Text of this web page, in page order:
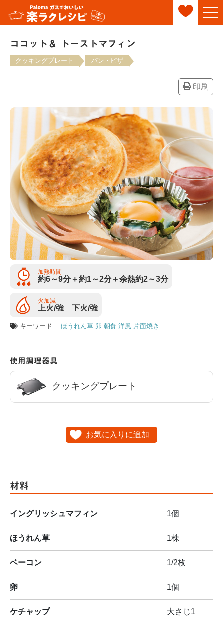
ココット＆ トーストマフィン
クッキングプレート パン・ピザ
印刷
加熱時間
約6～9分＋約1～2分＋余熱約2～3分
火加減
上火/強 下火/強
キーワード ほうれん草 卵 朝食 洋風 片面焼き
使用調理器具
クッキングプレート
お気に入りに追加
材料
イングリッシュマフィン 1個
ほうれん草 1株
ベーコン 1/2枚
卵 1個
ケチャップ 大さじ1